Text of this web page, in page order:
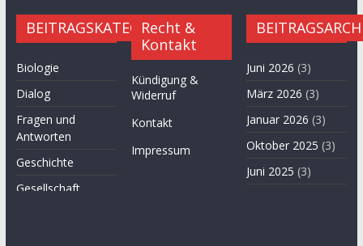
BEITRAGSKATEGORIEN
Biologie
Dialog
Fragen und
Antworten
Geschichte
Gesellschaft
Recht &
Kontakt
Kündigung &
Widerruf
Kontakt
Impressum
Juni 2026 (3)
März 2026 (3)
Januar 2026 (3)
Oktober 2025 (3)
Juni 2025 (3)